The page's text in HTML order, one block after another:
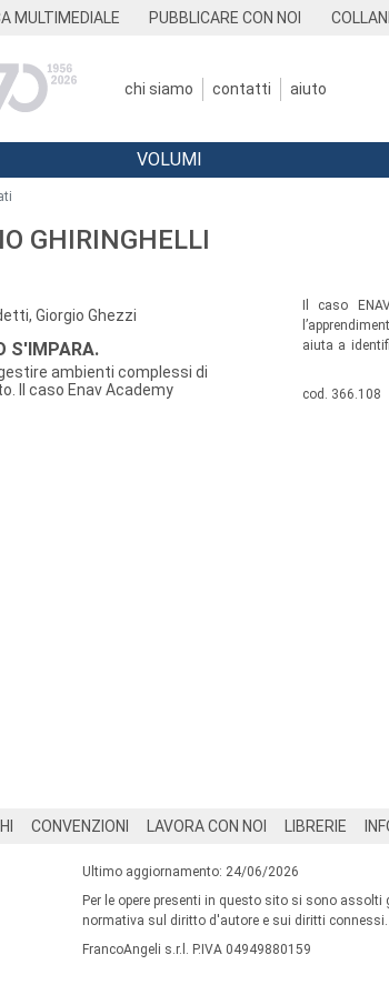
MULTIMEDIALE PUBBLICARE CON NOI
chi siamo contatti aiuto
VOLUMI
GHIRINGHELLI
Giorgio Ghezzi
S'IMPARA.
ambienti complessi di
Il caso Enav Academy
Il caso
aiuta a
pericolo le
cod. 366.108
CONVENZIONI LAVORA CON NOI LIBRERIE
Ultimo aggiornamento: 24/06/2026
Per le opere presenti in questo sito si sono assolti
normativa sul diritto d'autore e sui diritti connessi.
FrancoAngeli s.r.l. P.IVA 04949880159